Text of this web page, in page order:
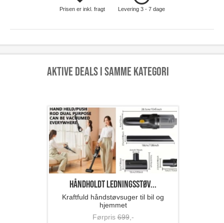
Prisen er inkl. fragt Levering 3 - 7 dage
Aktive deals i samme kategori
Håndholdt ledningsstøv...
Kraftfuld håndstøvsuger til bil og
hjemmet
Førpris699,-